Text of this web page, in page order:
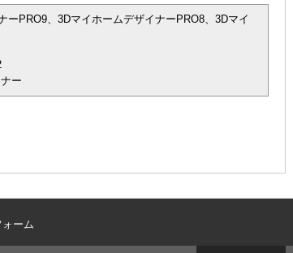
PRO9、3DマイホームデザイナーPRO8、3Dマイ
ー
ーム